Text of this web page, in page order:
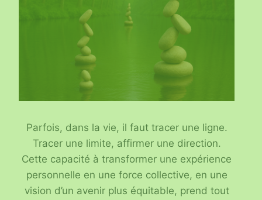
Parfois, dans la vie, il faut tracer une ligne.
Tracer une limite, affirmer une direction.
Cette capacité à transformer une expérience
personnelle en une force collective, en une
vision d’un avenir plus équitable, prend tout